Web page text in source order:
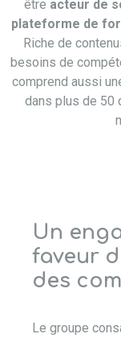
être acteur de
plateforme de
Riche de
besoins de
comprend aussi
dans plus de 50
Un
faveur
des
Le groupe